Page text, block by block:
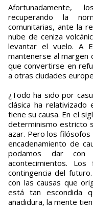
Afortunadamente,
recuperando la
comunitarias, ante la
nube de ceniza
levantar el vuelo. A
mantenerse al margen
que convertirse en
a otras ciudades
¿Todo ha sido por
clásica ha
tiene su causa. En el
determinismo estricto
azar. Pero los
encadenamiento de
podamos dar
acontecimientos.
contingencia del
con las causas que
está tan escondida
añadidura, la mente